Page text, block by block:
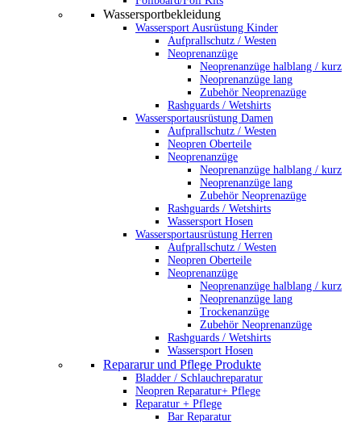
Wassersportbekleidung
Wassersport Ausrüstung Kinder
Aufprallschutz / Westen
Neoprenanzüge
Neoprenanzüge halblang / kurz
Neoprenanzüge lang
Zubehör Neoprenazüge
Rashguards / Wetshirts
Wassersportausrüstung Damen
Aufprallschutz / Westen
Neopren Oberteile
Neoprenanzüge
Neoprenanzüge halblang / kurz
Neoprenanzüge lang
Zubehör Neoprenazüge
Rashguards / Wetshirts
Wassersport Hosen
Wassersportausrüstung Herren
Aufprallschutz / Westen
Neopren Oberteile
Neoprenanzüge
Neoprenanzüge halblang / kurz
Neoprenanzüge lang
Trockenanzüge
Zubehör Neoprenanzüge
Rashguards / Wetshirts
Wassersport Hosen
Repararur und Pflege Produkte
Bladder / Schlauchreparatur
Neopren Reparatur+ Pflege
Reparatur + Pflege
Bar Reparatur